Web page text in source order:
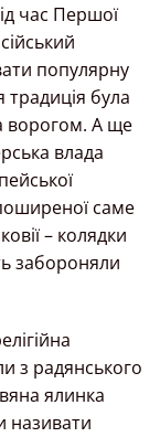
час Першої
популярну
була
ворогом. А ще
влада
саме
– колядки
забороняли
з радянського
ялинка
називати